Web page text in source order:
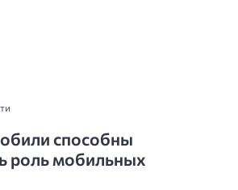
способны
роль мобильных